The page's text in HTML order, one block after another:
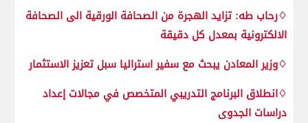
♢رحاب طه: تزايد الهجرة من الصحافة الورقية الى الصحافة
الالكترونية بمعدل كل دقيقة
♢وزير المعادن يبحث مع سفير استراليا سبل تعزيز الاستثمار
♢انطلاق البرنامج التدريبي المتخصص في مجالات إعداد
دراسات الجدوى